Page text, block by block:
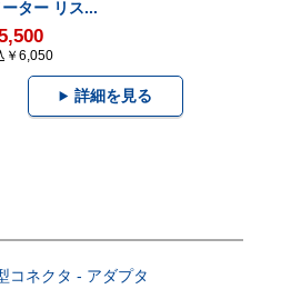
ーター リス...
￥6,050
詳細を見る
コネクタ - アダプタ